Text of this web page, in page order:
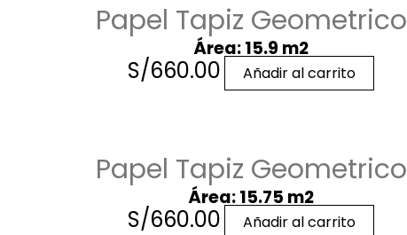
Papel Tapiz Geometrico
Área: 15.9 m2
S/660.00 Añadir al carrito
Papel Tapiz Geometrico
Área: 15.75 m2
S/660.00 Añadir al carrito